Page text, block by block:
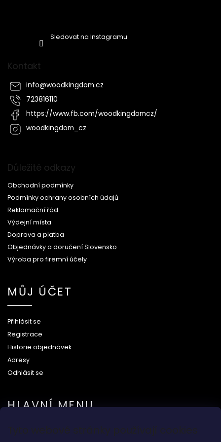
Tyto webové stránky používají cookies
Sledovat na Instagramu
Kontakt
info@woodkingdom.cz
723816110
https://www.fb.com/woodkingdomcz/
woodkingdom_cz
Důležité odkazy
Obchodní podmínky
Podmínky ochrany osobních údajů
Reklamační řád
Výdejní místa
Doprava a platba
Objednávky a doručení Slovensko
Výroba pro firemní účely
MŮJ ÚČET
Přihlásit se
Registrace
Historie objednávek
Adresy
Odhlásit se
HLAVNÍ MENU
Na svatbu